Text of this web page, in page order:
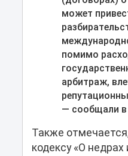
может
помимо
арбитраж,
— сообщали в
Также
кодексу «О